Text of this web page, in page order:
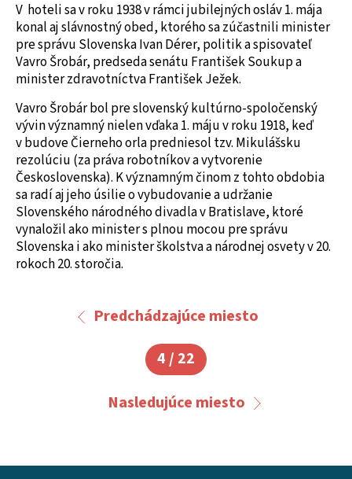
V hoteli sa v roku 1938 v rámci jubilejných osláv 1. mája
konal aj slávnostný obed, ktorého sa zúčastnili minister
pre správu Slovenska Ivan Dérer, politik a spisovateľ
Vavro Šrobár, predseda senátu František Soukup a
minister zdravotníctva František Ježek.
Vavro Šrobár bol pre slovenský kultúrno-spoločenský
vývin významný nielen vďaka 1. máju v roku 1918, keď
v budove Čierneho orla predniesol tzv. Mikulášsku
rezolúciu (za práva robotníkov a vytvorenie
Československa). K významným činom z tohto obdobia
sa radí aj jeho úsilie o vybudovanie a udržanie
Slovenského národného divadla v Bratislave, ktoré
vynaložil ako minister s plnou mocou pre správu
Slovenska i ako minister školstva a národnej osvety v 20.
rokoch 20. storočia.
4 / 22
Predchádzajúce miesto
Nasledujúce miesto